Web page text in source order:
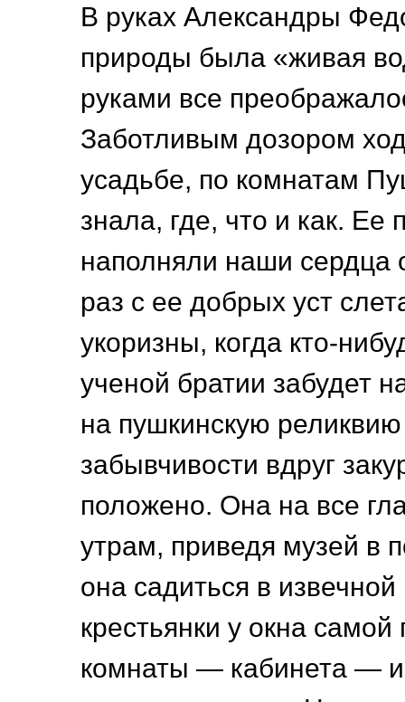
В руках Александры
природы была «живая
руками все
Заботливым дозором
усадьбе, по комнатам
знала, где, что и как. Ее
наполняли наши сердца
раз с ее добрых уст
укоризны, когда кто-
ученой братии забудет
на пушкинскую
забывчивости вдруг
положено. Она на все
утрам, приведя музей в
она садиться в извечной
крестьянки у окна самой
комнаты — кабинета — и